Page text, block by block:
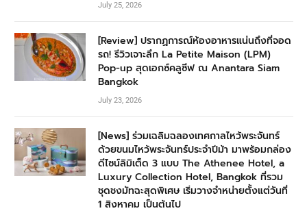
July 25, 2026
[Review] ปรากฏการณ์ห้องอาหารแน่นถึงที่จอด
รถ! รีวิวเจาะลึก La Petite Maison (LPM)
Pop-up สุดเอกซ์คลูซีฟ ณ Anantara Siam
Bangkok
July 23, 2026
[News] ร่วมเฉลิมฉลองเทศกาลไหว้พระจันทร์
ด้วยขนมไหว้พระจันทร์ประจำปีม้า มาพร้อมกล่อง
ดีไซน์ลิมิเต็ด 3 แบบ The Athenee Hotel, a
Luxury Collection Hotel, Bangkok ที่รวม
ชุดชงมัทฉะสุดพิเศษ เริ่มวางจำหน่ายตั้งแต่วันที่
1 สิงหาคม เป็นต้นไป